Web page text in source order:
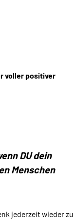
voller positiver
DU dein
Menschen
jederzeit wieder zu